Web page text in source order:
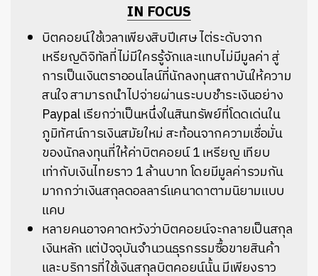
IN FOCUS
บิตคอยน์ใช้เวลาเพียงสิบปีเศษ ไต่ระดับจาก
เหรียญดิจิทัลที่ไม่มีใครรู้จักและแทบไม่มีมูลค่า สู่
การเป็นเงินตราออนไลน์ที่นักลงทุนสถาบันให้ความ
สนใจ สามารถนำไปจ่ายผ่านระบบชำระเงินอย่าง
Paypal เรียกว่าเป็นหนึ่งในสินทรัพย์ที่โดดเด่นใน
ภูมิทัศน์การเงินสมัยใหม่ สะท้อนจากความเชื่อมั่น
ของนักลงทุนที่ให้ค่าบิตคอยน์ 1 เหรียญ เทียบ
เท่ากับเงินไทยราว 1 ล้านบาท โดยมีมูลค่ารวมกัน
มากกว่าเงินสกุลดอลลาร์แคนาดาตามนิยามแบบ
แคบ
หลายคนอาจคาดหวังว่าบิตคอยน์จะกลายเป็นสกุล
เงินหลัก แต่ปัจจุบันจำนวนธุรกรรมซื้อขายสินค้า
และบริการที่ใช้เงินสกุลบิตคอยน์นั้น มีเพียงราว